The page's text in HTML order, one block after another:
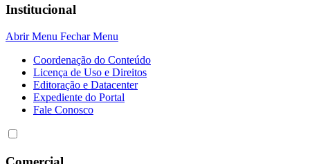
Institucional
Abrir Menu Fechar Menu
Coordenação do Conteúdo
Licença de Uso e Direitos
Editoração e Datacenter
Expediente do Portal
Fale Conosco